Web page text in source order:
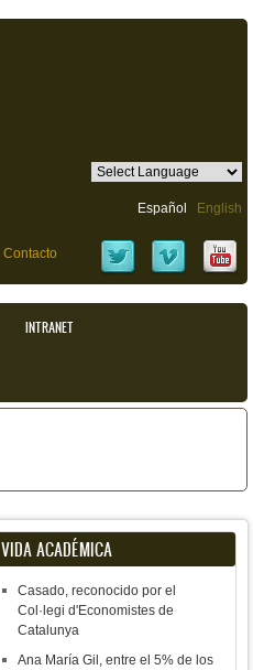
Español English
Contacto
INTRANET
VIDA ACADÉMICA
Casado, reconocido por el
Col·legi d'Economistes de
Catalunya
Ana María Gil, entre el 5% de los